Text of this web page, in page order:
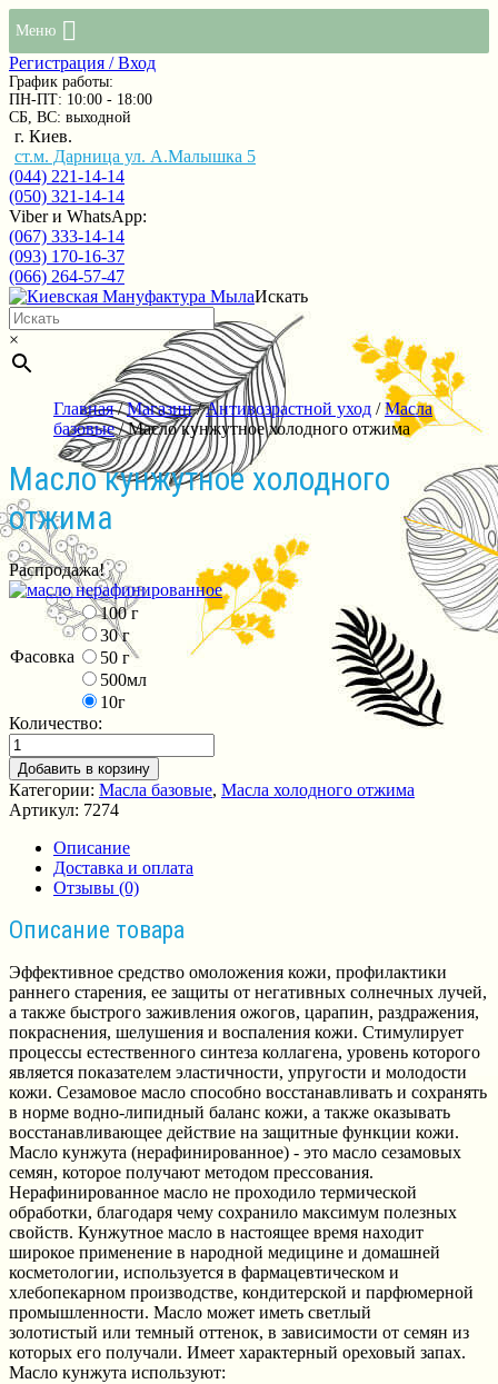
Меню
Регистрация / Вход
График работы:
ПН-ПТ: 10:00 - 18:00
СБ, ВС: выходной
г. Киев.
ст.м. Дарница ул. А.Малышка 5
(044) 221-14-14
(050) 321-14-14
Viber и WhatsApp:
(067) 333-14-14
(093) 170-16-37
(066) 264-57-47
Искать
×
Главная/Магазин/Антивозрастной уход /Масла
базовые/ Масло кунжутное холодного отжима
Масло кунжутное холодного
отжима
Распродажа!
Фасовка
100 г
30 г
50 г
500мл
10г
Количество:
Добавить в корзину
Категории: Масла базовые, Масла холодного отжима
Артикул: 7274
Описание
Доставка и оплата
Отзывы (0)
Описание товара
Эффективное средство омоложения кожи, профилактики
раннего старения, ее защиты от негативных солнечных лучей,
а также быстрого заживления ожогов, царапин, раздражения,
покраснения, шелушения и воспаления кожи. Стимулирует
процессы естественного синтеза коллагена, уровень которого
является показателем эластичности, упругости и молодости
кожи. Сезамовое масло способно восстанавливать и сохранять
в норме водно-липидный баланс кожи, а также оказывать
восстанавливающее действие на защитные функции кожи.
Масло кунжута (нерафинированное) - это масло сезамовых
семян, которое получают методом прессования.
Нерафинированное масло не проходило термической
обработки, благодаря чему сохранило максимум полезных
свойств. Кунжутное масло в настоящее время находит
широкое применение в народной медицине и домашней
косметологии, используется в фармацевтическом и
хлебопекарном производстве, кондитерской и парфюмерной
промышленности. Масло может иметь светлый
золотистый или темный оттенок, в зависимости от семян из
которых его получали. Имеет характерный ореховый запах.
Масло кунжута используют: